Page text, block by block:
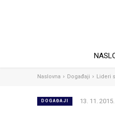
Naslovna Događaji Lideri
DOGAĐAJI 13. 11. 2015.